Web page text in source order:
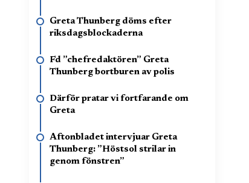
Greta Thunberg döms efter
riksdagsblockaderna
Fd ”chefredaktören” Greta
Thunberg bortburen av polis
Därför pratar vi fortfarande om
Greta
Aftonbladet intervjuar Greta
Thunberg: ”Höstsol strilar in
genom fönstren”